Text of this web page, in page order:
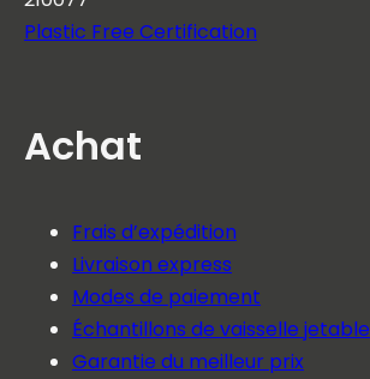
Plastic Free Certification
Achat
Frais d’expédition
Livraison express
Modes de paiement
Échantillons de vaisselle jetable
Garantie du meilleur prix